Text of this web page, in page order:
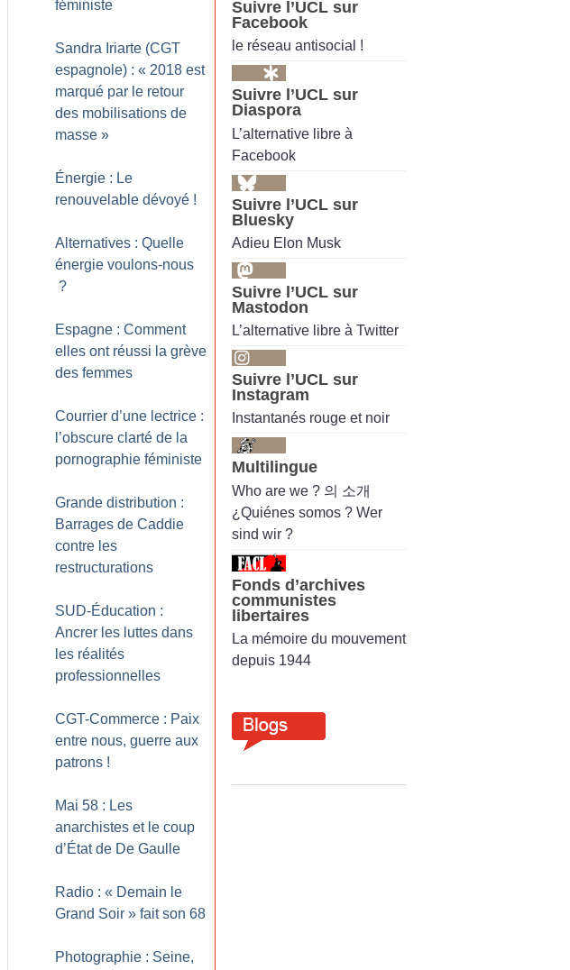
féministe
Sandra Iriarte (CGT
espagnole) : « 2018 est
marqué par le retour
des mobilisations de
masse »
Énergie : Le
renouvelable dévoyé !
Alternatives : Quelle
énergie voulons-nous
?
Espagne : Comment
elles ont réussi la grève
des femmes
Courrier d’une lectrice :
l’obscure clarté de la
pornographie féministe
Grande distribution :
Barrages de Caddie
contre les
restructurations
SUD-Éducation :
Ancrer les luttes dans
les réalités
professionnelles
CGT-Commerce : Paix
entre nous, guerre aux
patrons !
Mai 58 : Les
anarchistes et le coup
d’État de De Gaulle
Radio : « Demain le
Grand Soir » fait son 68
Photographie : Seine,
Suivre l’UCL sur
Facebook
le réseau antisocial !
Suivre l’UCL sur
Diaspora
L’alternative libre à
Facebook
Suivre l’UCL sur
Bluesky
Adieu Elon Musk
Suivre l’UCL sur
Mastodon
L’alternative libre à Twitter
Suivre l’UCL sur
Instagram
Instantanés rouge et noir
Multilingue
Who are we ? 의 소개
¿Quiénes somos ? Wer
sind wir ?
Fonds d’archives
communistes
libertaires
La mémoire du mouvement
depuis 1944